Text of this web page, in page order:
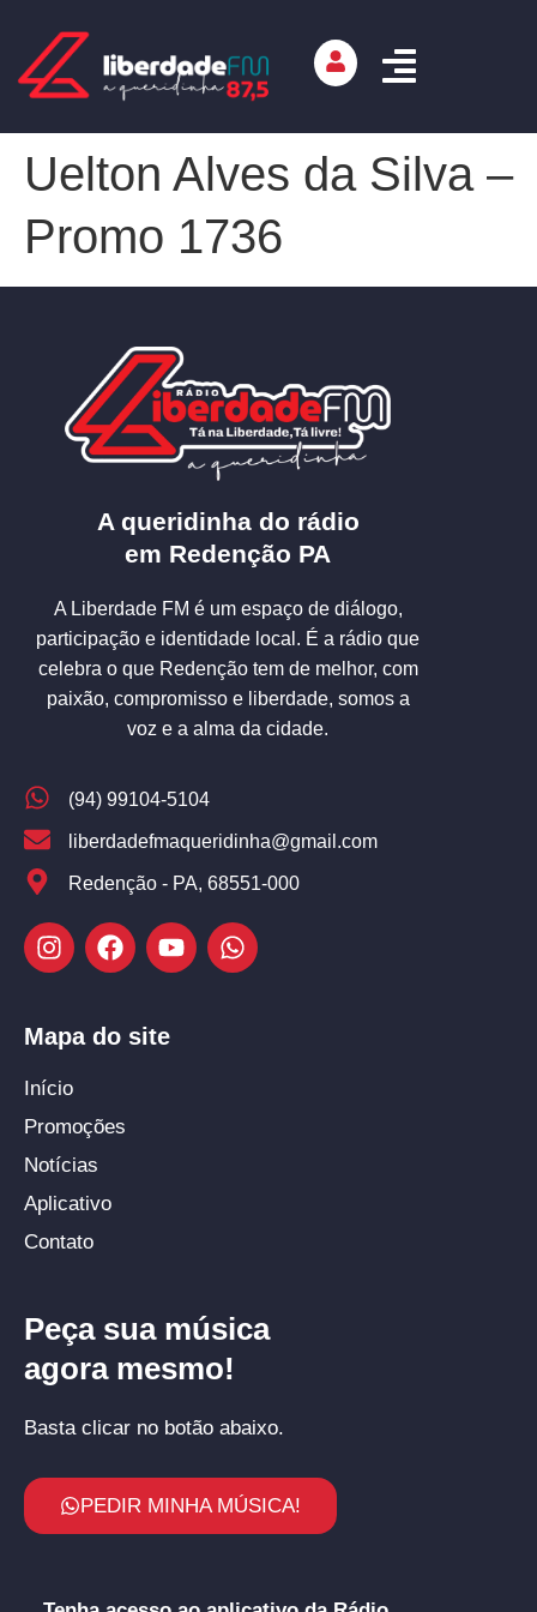
Uelton Alves da Silva –
Promo 1736
A queridinha do rádio
em Redenção PA
A Liberdade FM é um espaço de diálogo,
participação e identidade local. É a rádio que
celebra o que Redenção tem de melhor, com
paixão, compromisso e liberdade, somos a
voz e a alma da cidade.
(94) 99104-5104
liberdadefmaqueridinha@gmail.com
Redenção - PA, 68551-000
Mapa do site
Início
Promoções
Notícias
Aplicativo
Contato
Peça sua música
agora mesmo!
Basta clicar no botão abaixo.
PEDIR MINHA MÚSICA!